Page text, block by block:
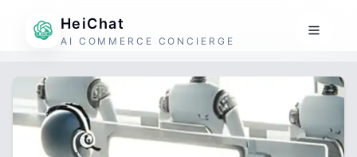
HeiChat
AI COMMERCE CONCIERGE